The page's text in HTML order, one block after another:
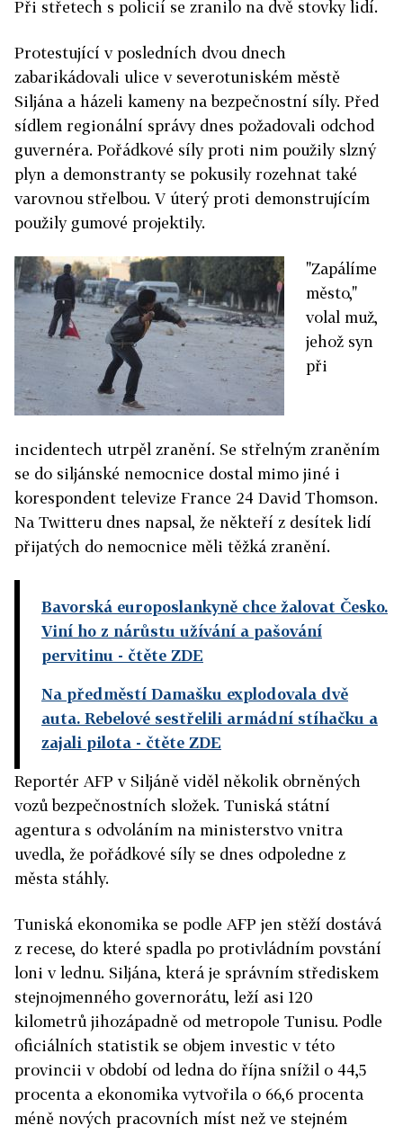
Při střetech s policií se zranilo na dvě stovky lidí.
Protestující v posledních dvou dnech
zabarikádovali ulice v severotuniském městě
Siljána a házeli kameny na bezpečnostní síly. Před
sídlem regionální správy dnes požadovali odchod
guvernéra. Pořádkové síly proti nim použily slzný
plyn a demonstranty se pokusily rozehnat také
varovnou střelbou. V úterý proti demonstrujícím
použily gumové projektily.
"Zapálíme
město,"
volal muž,
jehož syn
při
incidentech utrpěl zranění. Se střelným zraněním
se do siljánské nemocnice dostal mimo jiné i
korespondent televize France 24 David Thomson.
Na Twitteru dnes napsal, že někteří z desítek lidí
přijatých do nemocnice měli těžká zranění.
Bavorská europoslankyně chce žalovat Česko.
Viní ho z nárůstu užívání a pašování
pervitinu - čtěte ZDE
Na předměstí Damašku explodovala dvě
auta. Rebelové sestřelili armádní stíhačku a
zajali pilota - čtěte ZDE
Reportér AFP v Siljáně viděl několik obrněných
vozů bezpečnostních složek. Tuniská státní
agentura s odvoláním na ministerstvo vnitra
uvedla, že pořádkové síly se dnes odpoledne z
města stáhly.
Tuniská ekonomika se podle AFP jen stěží dostává
z recese, do které spadla po protivládním povstání
loni v lednu. Siljána, která je správním střediskem
stejnojmenného governorátu, leží asi 120
kilometrů jihozápadně od metropole Tunisu. Podle
oficiálních statistik se objem investic v této
provincii v období od ledna do října snížil o 44,5
procenta a ekonomika vytvořila o 66,6 procenta
méně nových pracovních míst než ve stejném